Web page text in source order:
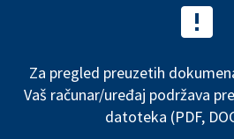


Za pregled preuzetih
Vaš računar/uređaj podržava
datoteka (PDF,